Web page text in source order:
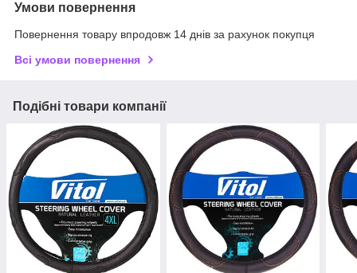
Умови повернення
Повернення товару впродовж 14 днів за рахунок покупця
Всі умови повернення
Подібні товари компанії